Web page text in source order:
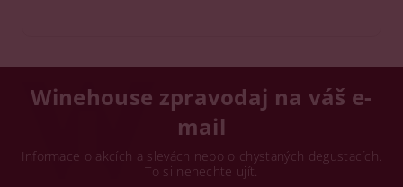
Winehouse zpravodaj na váš e-
mail
Informace o akcích a slevách nebo o chystaných degustacích.
To si nenechte ujít.